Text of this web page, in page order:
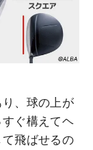
、球の上が
ぐ構えてヘ
飛ばせるの